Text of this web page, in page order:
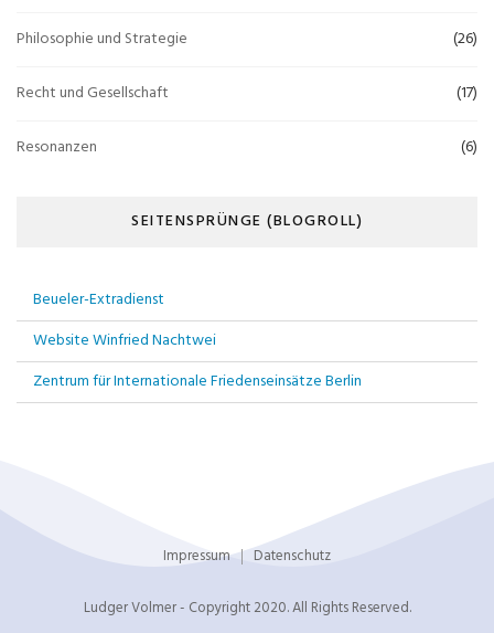
Philosophie und Strategie (26)
Recht und Gesellschaft (17)
Resonanzen (6)
SEITENSPRÜNGE (BLOGROLL)
Beueler-Extradienst
Website Winfried Nachtwei
Zentrum für Internationale Friedenseinsätze Berlin
Impressum Datenschutz
Ludger Volmer - Copyright 2020. All Rights Reserved.